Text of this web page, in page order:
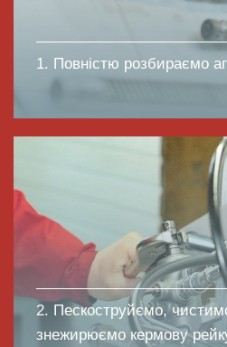
1. Повністю розбираємо
2. Пескоструйємо,
знежирюємо кермову